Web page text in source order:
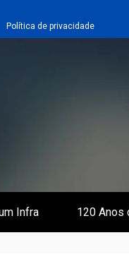
Política de privacidade
Infra 120 Anos